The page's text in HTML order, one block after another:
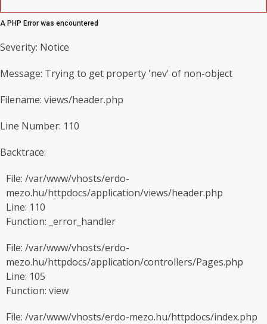
A PHP Error was encountered
Severity: Notice
Message: Trying to get property 'nev' of non-object
Filename: views/header.php
Line Number: 110
Backtrace:
File: /var/www/vhosts/erdo-
mezo.hu/httpdocs/application/views/header.php
Line: 110
Function: _error_handler
File: /var/www/vhosts/erdo-
mezo.hu/httpdocs/application/controllers/Pages.php
Line: 105
Function: view
File: /var/www/vhosts/erdo-mezo.hu/httpdocs/index.php